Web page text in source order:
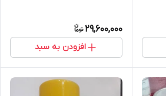
29,600,000
افزودن به سبد